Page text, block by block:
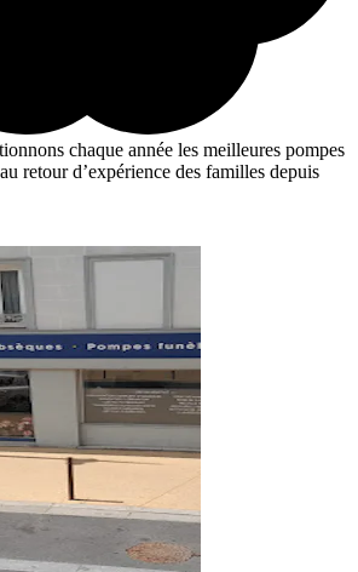
chaque année les meilleures pompes
retour d’expérience des familles depuis